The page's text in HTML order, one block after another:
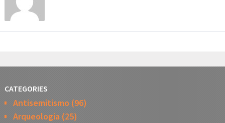
CATEGORIES
Antisemitismo (96)
Arqueologia(25)